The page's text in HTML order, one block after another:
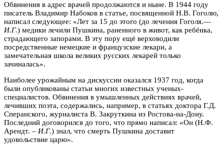
Обвинения в адрес врачей продолжаются и ныне. В 1944 году
писатель Владимир Набоков в статье, посвященной Н.В. Гоголю,
написал следующее: «Лет за 15 до этого (до лечения Гоголя.—
И.Г.) медики лечили Пушкина, раненного в живот, как ребёнка,
страдающего запорами. В эту пору ещё верховодили
посредственные немецкие и французские лекари, а
замечательная школа великих русских лекарей только
зачиналась».
Наиболее урожайным на дискуссии оказался 1937 год, когда
были опубликованы статьи многих известных ученых-
специалистов. Обвинения в умышленных действиях врачей,
лечивших поэта, содержались, например, в статьях доктора Г.Д.
Сперанского, журналиста В. Закруткина из Ростова-на-Дону.
Последний договорился до того, что прямо написал: «Он (Н.Ф.
Арендт. – И.Г.) знал, что смерть Пушкина доставит
удовольствие царю».